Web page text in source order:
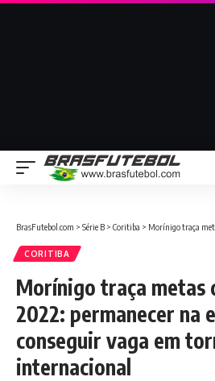
BrasFutebol.com > Série B > Coritiba > Morínigo traça metas do Coritiba
CORITIBA
Morínigo traça metas
2022: permanecer na
conseguir vaga em
internacional